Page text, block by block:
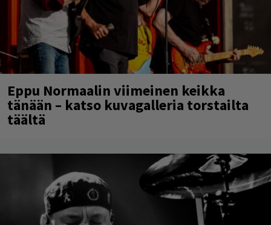
Eppu Normaalin viimeinen keikka
tänään – katso kuvagalleria torstailta
täältä